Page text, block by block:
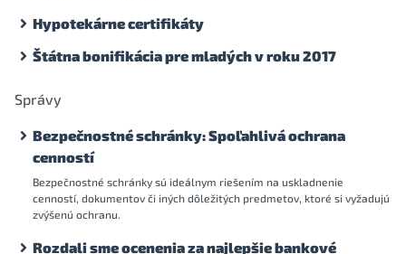
Hypotekárne certifikáty
Štátna bonifikácia pre mladých v roku 2017
Správy
Bezpečnostné schránky: Spoľahlivá ochrana
cenností
Bezpečnostné schránky sú ideálnym riešením na uskladnenie
cenností, dokumentov či iných dôležitých predmetov, ktoré si vyžadujú
zvýšenú ochranu.
Rozdali sme ocenenia za najlepšie bankové